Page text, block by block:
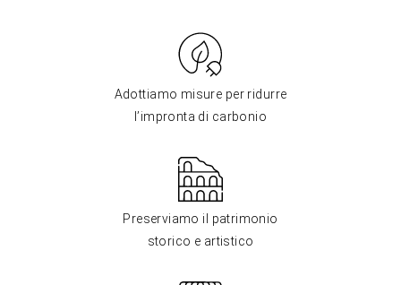
Adottiamo misure per ridurre
l’impronta di carbonio
Preserviamo il patrimonio
storico e artistico